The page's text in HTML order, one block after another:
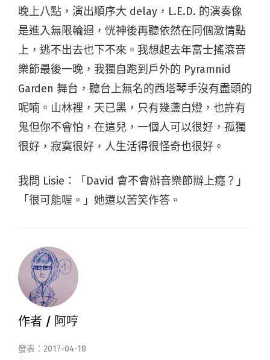
晚上八點，演出順序大 delay，L.E.D. 的演奏像
是進入無限輪迴，恍神後再聽依然在同個激情點
上，逃不出去也下不來。我想起去年富士搖滾音
樂節最後一晚，我獨自跑到戶外的 Pyramnid
Garden 舞台，聽台上無名的西塔琴手沒有盡頭的
呢喃。山林裡，天已黑，只有幾盞白燈，也許有
鬼但你不會怕，在這兒，一個人可以很好，孤獨
很好，寂寞很好，人生活得很怪奇也很好。
我問 Lisie：「David 會不會辦音樂節辦上癮？」
「很可能喔。」她還以苦笑作答。
作者 / 阿哼
發表：2017-04-18